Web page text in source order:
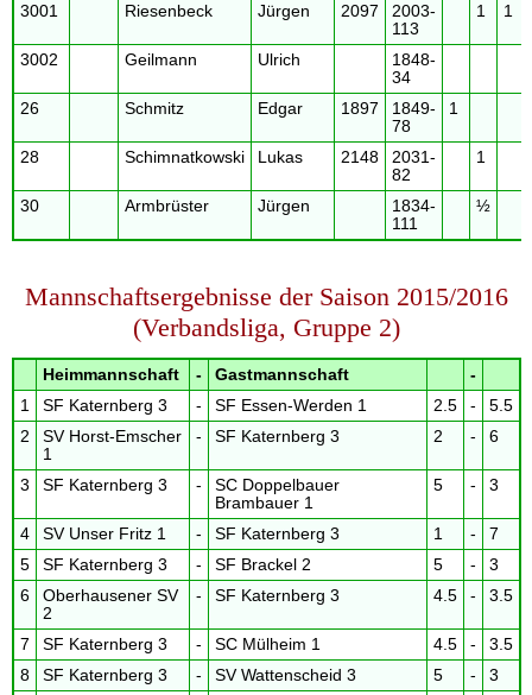
3001 Riesenbeck Jürgen 2097
2003-
113
1 1
3002 Geilmann Ulrich
1848-
34
26
Schmitz Edgar 1897
1849-
78
1
28 Schimnatkowski Lukas 2148
2031-
82
1
30 Armbrüster Jürgen
1834-
111
½
Mannschaftsergebnisse der Saison 2015/2016
(Verbandsliga, Gruppe 2)
Heimmannschaft - Gastmannschaft
-
1
SF Katernberg 3 - SF Essen-Werden 1 2.5 -
5.5
2
SV Horst-Emscher
1
- SF Katernberg 3 2 - 6
3 SF Katernberg 3 -
SC Doppelbauer
Brambauer 1
5 - 3
4 SV Unser Fritz 1 - SF Katernberg 3 1 -
7
5
SF Katernberg 3 - SF Brackel 2 5 -
3
6
Oberhausener SV
2
- SF Katernberg 3 4.5 - 3.5
7 SF Katernberg 3 - SC Mülheim 1 4.5 -
3.5
8
SF Katernberg 3 - SV Wattenscheid 3 5 -
3